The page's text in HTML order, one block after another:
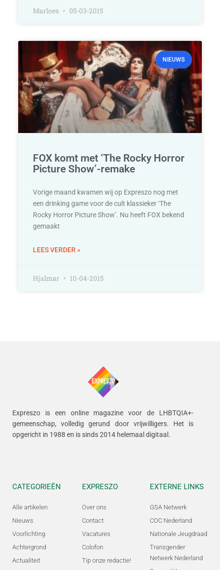
Marloes 05-03-2015
NIEUWS
FOX komt met ‘The Rocky Horror
Picture Show’-remake
Vorige maand kwamen wij op Expreszo nog met
een drinking game voor de cult klassieker ‘The
Rocky Horror Picture Show’. Nu heeft FOX bekend
gemaakt
LEES VERDER »
Hjalmar 10-04-2015
Expreszo is een online magazine voor de LHBTQIA+-
gemeenschap, volledig gerund door vrijwilligers. Het is
opgericht in 1988 en is sinds 2014 helemaal digitaal.
CATEGORIEËN
Alle artikelen
Nieuws
Voorlichting
Achtergrond
Actualiteit
EXPRESZO
Over ons
Contact
Vacatures
Colofon
Tip onze redactie!
EXTERNE LINKS
GSA Netwerk
COC Nederland
Nationale Jeugdraad
Transgender
Netwerk Nederland